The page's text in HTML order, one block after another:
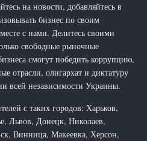
на новости, добавляйтесь в
бизнес по своим
с нами. Делитесь своими
свободные рыночные
смогут победить коррупцию,
отрасли, олигархат и диктатуру
всей независимости Украины.
с таких городов: Харьков,
Львов, Донецк, Николаев,
Винница, Макеевка, Херсон,